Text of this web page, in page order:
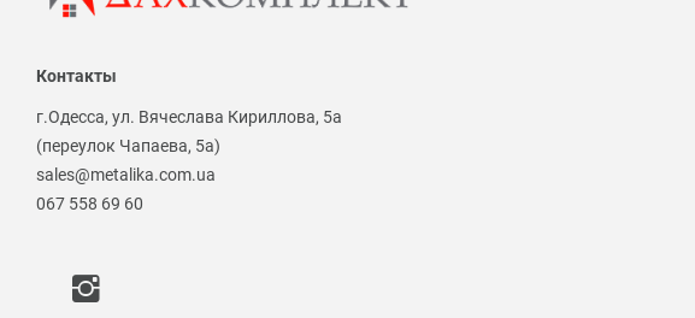
Контакты
г.Одесса, ул. Вячеслава Кириллова, 5а
(переулок Чапаева, 5а)
sales@metalika.com.ua
067 558 69 60